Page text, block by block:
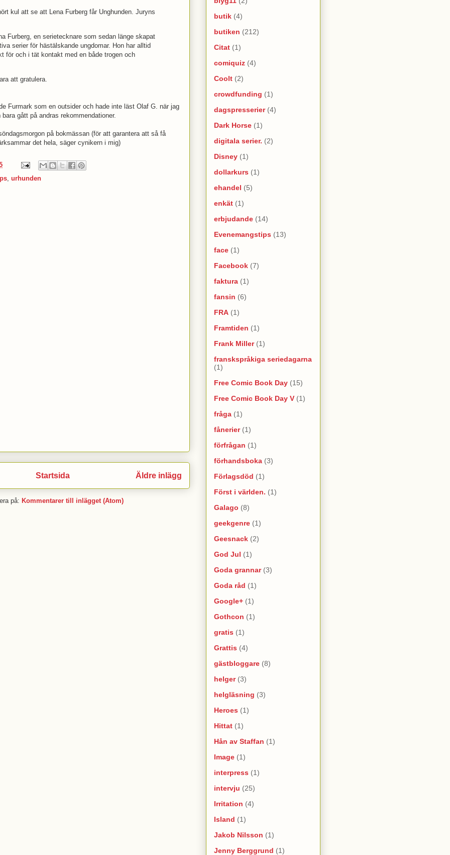
kul att se att Lena Furberg får Unghunden. Juryns
Furberg, en serietecknare som sedan länge skapat
serier för hästälskande ungdomar. Hon har alltid
för och i tät kontakt med en både trogen och
att gratulera.
Furmark som en outsider och hade inte läst Olaf G. när jag
gått på andras rekommendationer.
på bokmässan (för att garantera att så få
det hela, säger cynikern i mig)
, urhunden
Äldre inlägg
Startsida
på: Kommentarer till inlägget (Atom)
butik (4)
butiken (212)
Citat (1)
comiquiz (4)
Coolt (2)
crowdfunding (1)
dagspresserier (4)
Dark Horse (1)
digitala serier. (2)
Disney (1)
dollarkurs (1)
ehandel (5)
enkät (1)
erbjudande (14)
Evenemangstips (13)
face (1)
Facebook (7)
faktura (1)
fansin (6)
FRA (1)
Framtiden (1)
Frank Miller (1)
franskspråkiga seriedagarna
(1)
Free Comic Book Day (15)
Free Comic Book Day V (1)
fråga (1)
fånerier (1)
förfrågan (1)
förhandsboka (3)
Förlagsdöd (1)
Först i världen. (1)
Galago (8)
geekgenre (1)
Geesnack (2)
God Jul (1)
Goda grannar (3)
Goda råd (1)
Google+ (1)
Gothcon (1)
gratis (1)
Grattis (4)
gästbloggare (8)
helger (3)
helgläsning (3)
Heroes (1)
Hittat (1)
Hån av Staffan (1)
Image (1)
interpress (1)
intervju (25)
Irritation (4)
Island (1)
Jakob Nilsson (1)
Jenny Berggrund (1)